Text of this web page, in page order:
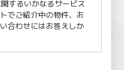
するいかなるサービス
でご紹介中の物件、お
合わせにはお答えしか